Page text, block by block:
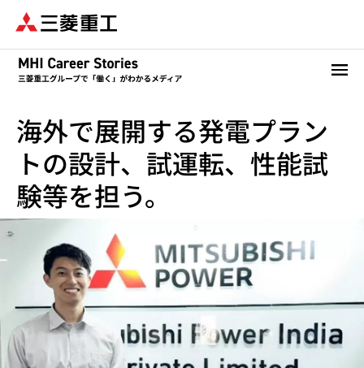
ン
海外で展開する発電プラン
トの設計、試運転、性能試
験等を担う。